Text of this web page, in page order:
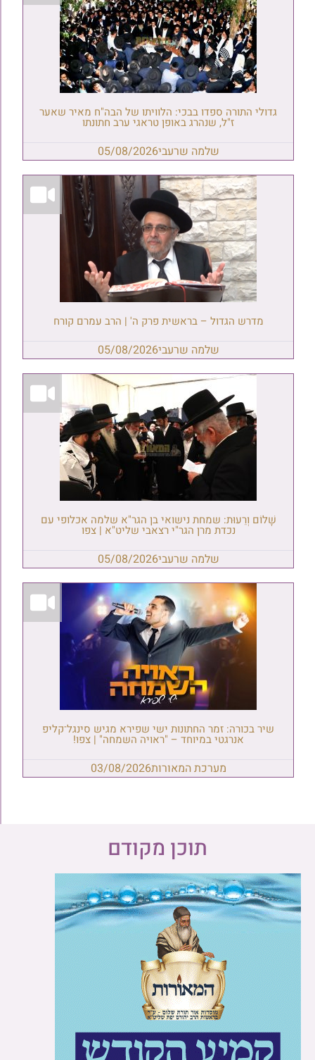
גדולי התורה ספדו בבכי: הלוויתו של הבה"ח מאיר שאער
ז"ל, שנהרג באופן טראגי ערב חתונתו
שלמה שרעבי05/08/2026
מדרש הגדול – בראשית פרק ה' | הרב עמרם קורח
שלמה שרעבי05/08/2026
שָׁלוֹם וְרֵעוּת: שמחת נישואי בן הגר"א שלמה אכלופי עם
נכדת מרן הגר"י רצאבי שליט"א | צפו
שלמה שרעבי05/08/2026
שיר בכורה: זמר החתונות ישי שפירא מגיש סינגל־קליפ
אנרגטי במיוחד – "ראויה השמחה" | צפו!
מערכת המאורות03/08/2026
תוכן מקודם